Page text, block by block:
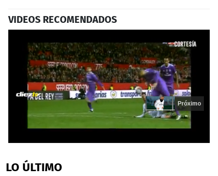
VIDEOS RECOMENDADOS
of
18
Próximo
LO ÚLTIMO